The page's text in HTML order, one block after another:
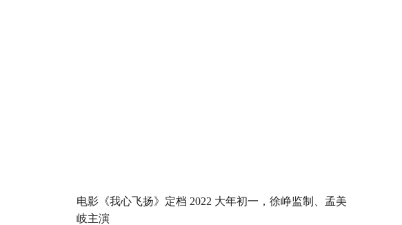
电影《我心飞扬》定档 2022 大年初一，徐峥监制、孟美
岐主演